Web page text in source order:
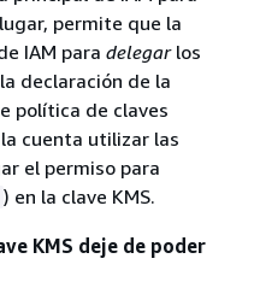
permite que la
IAM para delegarlos
declaración de la
política de claves
cuenta utilizar las
el permiso para
) en la clave KMS.
KMS deje de poder